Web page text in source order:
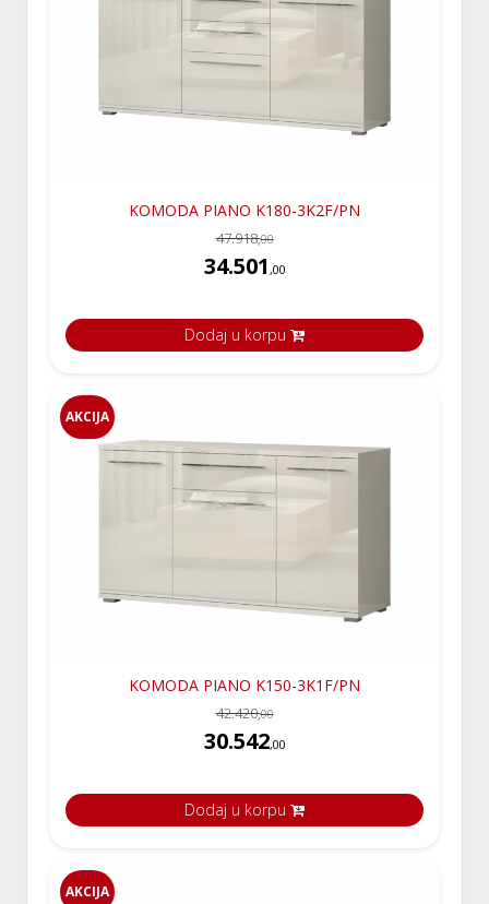
KOMODA PIANO K180-3K2F/PN
47.918,00
34.501 ,00
Dodaj u korpu
AKCIJA
KOMODA PIANO K150-3K1F/PN
42.420,00
30.542,00
Dodaj u korpu
AKCIJA